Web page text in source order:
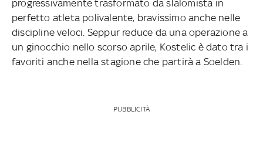
progressivamente trasformato da slalomista in
perfetto atleta polivalente, bravissimo anche nelle
discipline veloci. Seppur reduce da una operazione a
un ginocchio nello scorso aprile, Kostelic è dato tra i
favoriti anche nella stagione che partirà a Soelden.
PUBBLICITÀ